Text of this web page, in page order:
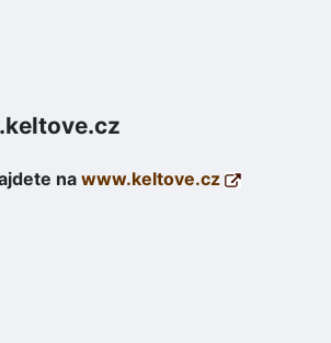
na www.keltove.cz